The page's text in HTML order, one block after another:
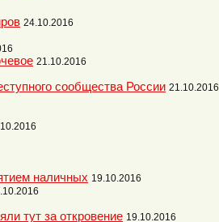
24.10.2016
21.10.2016
сообщества России 21.10.2016
наличных 19.10.2016
тут за откровение 19.10.2016